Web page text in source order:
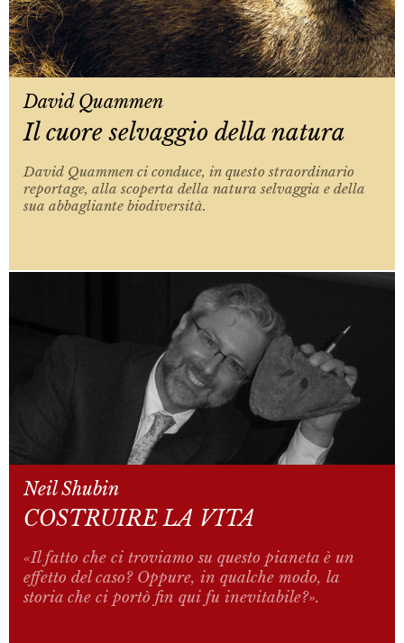
David Quammen
Il cuore selvaggio della natura
David Quammen ci conduce, in questo straordinario
reportage, alla scoperta della natura selvaggia e della
sua abbagliante biodiversità.
Neil Shubin
COSTRUIRE LA VITA
«Il fatto che ci troviamo su questo pianeta è un
effetto del caso? Oppure, in qualche modo, la
storia che ci portò fin qui fu inevitabile?».